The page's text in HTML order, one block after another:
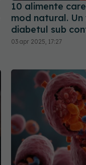
10 alimente
mod natural.
diabetul sub
03 apr 2025, 17:27